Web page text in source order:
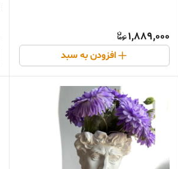
1,889,000
افزودن به سبد